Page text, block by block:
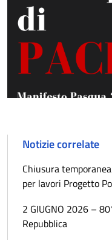
Notizie correlate
Chiusura
per lavori Progetto
2 GIUGNO 2026 –
Repubblica